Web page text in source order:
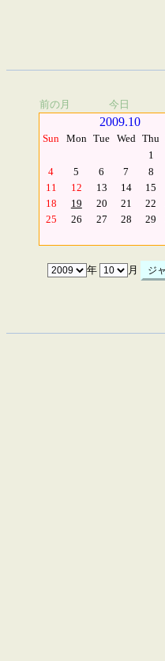
前の月 今日
2009.10
Sun Mon Tue Wed Thu
1
4
5 6 7 8
11
12 13 14 15
18
19 20 21 22
25
26 27 28 29
年 月